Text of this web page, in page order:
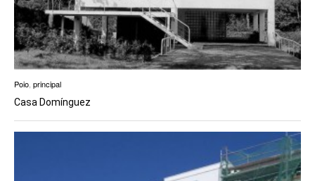
Poio, principal
Casa Domínguez